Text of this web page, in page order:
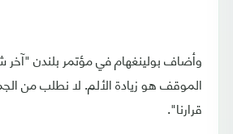
وأضاف بولينغهام في مؤتمر بلندن "آخر
الموقف هو زيادة الألم. لا نطلب من
قرارنا".